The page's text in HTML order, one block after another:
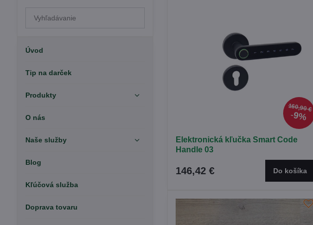
160,90 €
9%
Elektronická kľučka Smart Code
Handle 03
146,42 € Do košíka
výsledky
fulltextom
Úvod
Tip na darček
Produkty
O nás
Naše služby
Blog
Kľúčová služba
Doprava tovaru